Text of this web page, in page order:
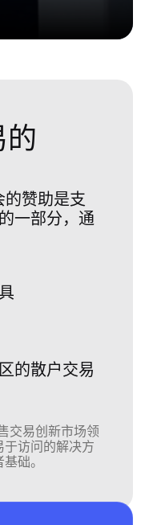
的
赞助是支
一部分，通
的散户交易
交易创新市场领
访问的解决方
础。